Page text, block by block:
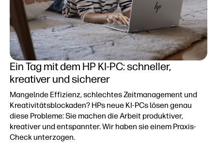
Ein Tag mit dem HP KI-PC: schneller,
kreativer und sicherer
Mangelnde Effizienz, schlechtes Zeitmanagement und
Kreativitätsblockaden? HPs neue KI-PCs lösen genau
diese Probleme: Sie machen die Arbeit produktiver,
kreativer und entspannter. Wir haben sie einem Praxis-
Check unterzogen.